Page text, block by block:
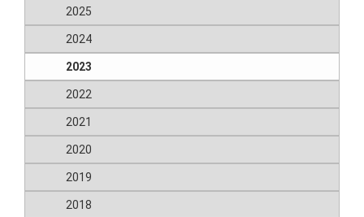
2025
2024
2023
2022
2021
2020
2019
2018